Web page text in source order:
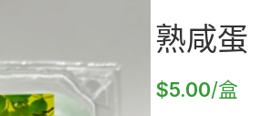
熟咸蛋
$5.00/盒